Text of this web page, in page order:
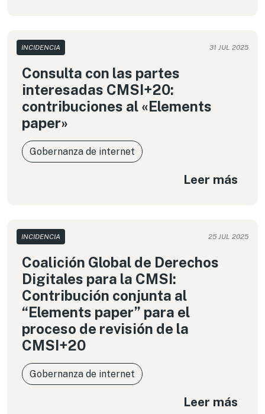
INCIDENCIA 31 JUL 2025
Consulta con las partes
interesadas CMSI+20:
contribuciones al «Elements
paper»
Gobernanza de internet
Leer más
INCIDENCIA 25 JUL 2025
Coalición Global de Derechos
Digitales para la CMSI:
Contribución conjunta al
“Elements paper” para el
proceso de revisión de la
CMSI+20
Gobernanza de internet
Leer más